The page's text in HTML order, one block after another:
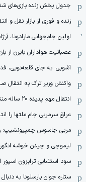
جدول پخش زنده بازی‌های شنبه 17
زنده و فوری از بازار نقل و
اولین جام‌جهانی مارادونا،
عصبانیت هواداران بایرن از
آشوبی: به جای قلعه‌نویی،
واکنش وزیر ترک به انتقال
انتقال مهم پدیده 20 ساله منتفی شد (عکس)
عراق سرمربی جام ملتها را
مربی جاسوس چمپیونشیپ:
لیموچی و چیدن خوشه انگور
سود استثنایی ترابزون
ستاره جوان بارسلونا به